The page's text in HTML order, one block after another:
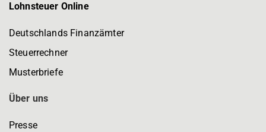
Lohnsteuer Online
Deutschlands Finanzämter
Steuerrechner
Musterbriefe
Über uns
Presse